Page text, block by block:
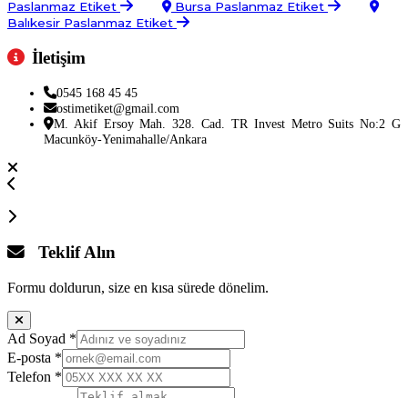
Paslanmaz Etiket
Bursa Paslanmaz Etiket
Balıkesir Paslanmaz Etiket
İletişim
0545 168 45 45
ostimetiket@gmail.com
M. Akif Ersoy Mah. 328. Cad. TR Invest Metro Suits No:2 G
Macunköy-Yenimahalle/Ankara
Teklif Alın
Formu doldurun, size en kısa sürede dönelim.
Ad Soyad *
E-posta *
Telefon *